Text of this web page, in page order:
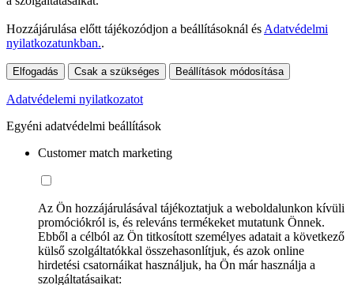
Hozzájárulása előtt tájékozódjon a beállításoknál és Adatvédelmi
nyilatkozatunkban..
Elfogadás Csak a szükséges Beállítások módosítása
Adatvédelemi nyilatkozatot
Egyéni adatvédelmi beállítások
Customer match marketing
Az Ön hozzájárulásával tájékoztatjuk a weboldalunkon kívüli
promóciókról is, és releváns termékeket mutatunk Önnek.
Ebből a célból az Ön titkosított személyes adatait a következő
külső szolgáltatókkal összehasonlítjuk, és azok online
hirdetési csatornáikat használjuk, ha Ön már használja a
szolgáltatásaikat: